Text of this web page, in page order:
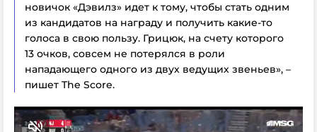
новичок «Дэвилз» идет к тому, чтобы стать одним
из кандидатов на награду и получить какие-то
голоса в свою пользу. Грицюк, на счету которого
13 очков, совсем не потерялся в роли
нападающего одного из двух ведущих звеньев», –
пишет The Score.